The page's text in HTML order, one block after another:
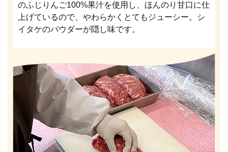
のふじりんご100%果汁を使用し、ほんのり甘口に仕
上げているので、やわらかくとてもジューシー。シ
イタケのパウダーが隠し味です。